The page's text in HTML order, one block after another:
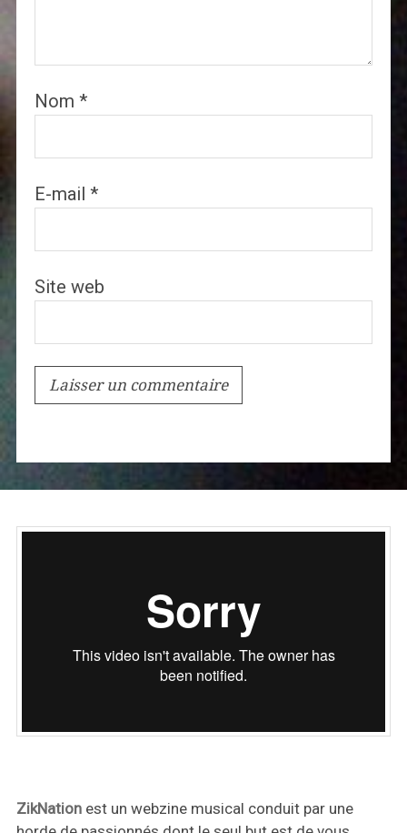
Nom *
E-mail *
Site web
ZikNationest un webzine musical conduit par une